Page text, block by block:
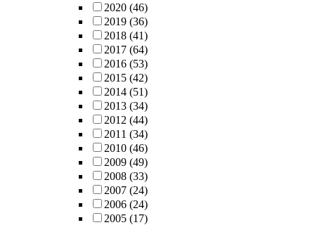
2020 (46)
2019 (36)
2018 (41)
2017 (64)
2016 (53)
2015 (42)
2014 (51)
2013 (34)
2012 (44)
2011 (34)
2010 (46)
2009 (49)
2008 (33)
2007 (24)
2006 (24)
2005 (17)